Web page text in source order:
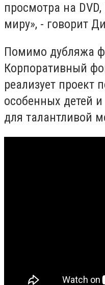
просмотра на
миру», - говорит
Помимо дубляжа
Корпоративный
реализует проект
особенных детей
для талантливой